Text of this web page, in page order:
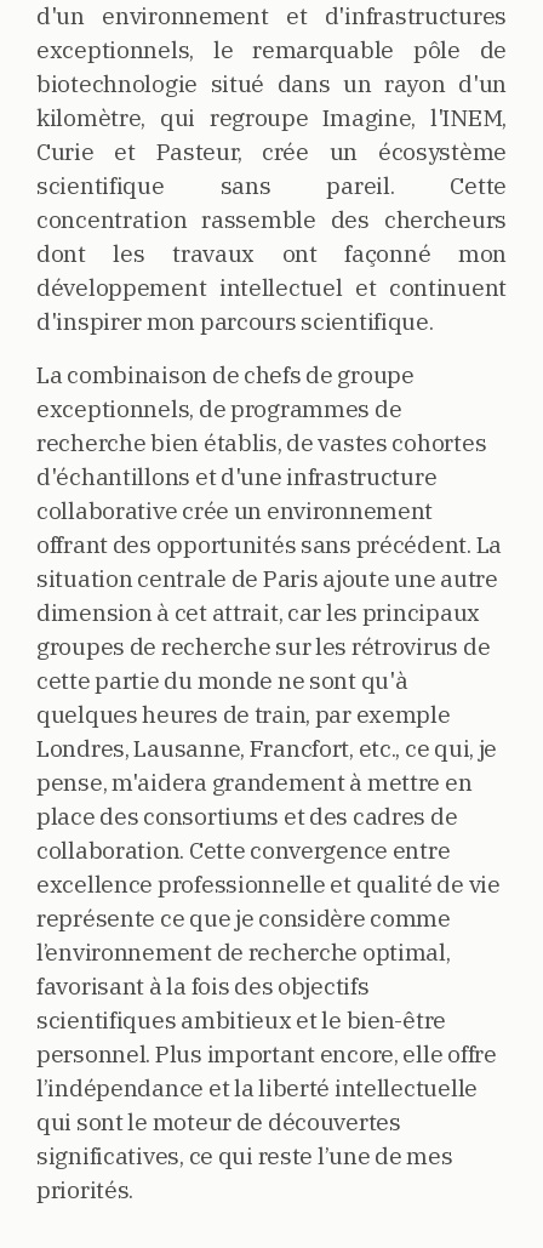
d'un environnement et d'infrastructures
exceptionnels, le remarquable pôle de
biotechnologie situé dans un rayon d'un
kilomètre, qui regroupe Imagine, l'INEM,
Curie et Pasteur, crée un écosystème
scientifique sans pareil. Cette
concentration rassemble des chercheurs
dont les travaux ont façonné mon
développement intellectuel et continuent
d'inspirer mon parcours scientifique.
La combinaison de chefs de groupe
exceptionnels, de programmes de
recherche bien établis, de vastes cohortes
d'échantillons et d'une infrastructure
collaborative crée un environnement
offrant des opportunités sans précédent. La
situation centrale de Paris ajoute une autre
dimension à cet attrait, car les principaux
groupes de recherche sur les rétrovirus de
cette partie du monde ne sont qu'à
quelques heures de train, par exemple
Londres, Lausanne, Francfort, etc., ce qui, je
pense, m'aidera grandement à mettre en
place des consortiums et des cadres de
collaboration. Cette convergence entre
excellence professionnelle et qualité de vie
représente ce que je considère comme
l’environnement de recherche optimal,
favorisant à la fois des objectifs
scientifiques ambitieux et le bien-être
personnel. Plus important encore, elle offre
l’indépendance et la liberté intellectuelle
qui sont le moteur de découvertes
significatives, ce qui reste l’une de mes
priorités.